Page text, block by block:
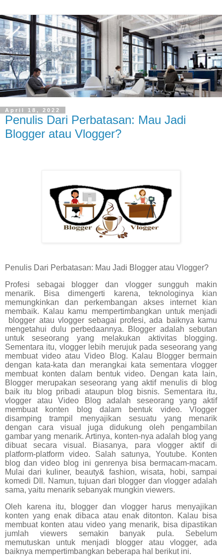
April 18, 2022
Penulis Dari Perbatasan: Mau Jadi
Blogger atau Vlogger?
Penulis Dari Perbatasan: Mau Jadi Blogger atau Vlogger?
Profesi sebagai blogger dan vlogger sungguh makin
menarik. Bisa dimengerti karena, teknologinya kian
memungkinkan dan perkembangan akses internet kian
membaik. Kalau kamu mempertimbangkan untuk menjadi
blogger atau vlogger sebagai profesi, ada baiknya kamu
mengetahui dulu perbedaannya. Blogger adalah sebutan
untuk seseorang yang melakukan aktivitas blogging.
Sementara itu, vlogger lebih merujuk pada seseorang yang
membuat video atau Video Blog. Kalau Blogger bermain
dengan kata-kata dan merangkai kata sementara vlogger
membuat konten dalam bentuk video. Dengan kata lain,
Blogger merupakan seseorang yang aktif menulis di blog
baik itu blog pribadi ataupun blog bisnis. Sementara itu,
vlogger atau Video Blog adalah seseorang yang aktif
membuat konten blog dalam bentuk video. Vlogger
disamping trampil menyajikan sesuatu yang menarik
dengan cara visual juga didukung oleh pengambilan
gambar yang menarik. Artinya, konten-nya adalah blog yang
dibuat secara visual. Biasanya, para vlogger aktif di
platform-platform video. Salah satunya, Youtube. Konten
blog dan video blog ini genrenya bisa bermacam-macam.
Mulai dari kuliner, beauty& fashion, wisata, hobi, sampai
komedi Dll. Namun, tujuan dari blogger dan vlogger adalah
sama, yaitu menarik sebanyak mungkin viewers.
Oleh karena itu, blogger dan vlogger harus menyajikan
konten yang enak dibaca atau enak ditonton. Kalau bisa
membuat konten atau video yang menarik, bisa dipastikan
jumlah viewers semakin banyak pula. Sebelum
memutuskan untuk menjadi blogger atau vlogger, ada
baiknya mempertimbangkan beberapa hal berikut ini.